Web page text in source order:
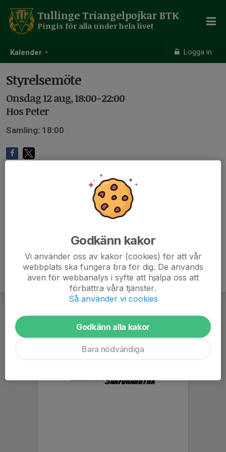
Kalender Logga in
Tullinge Triangelpojkar BTK
Pingis för alla under hela livet
Styrelsemöte
Onsdag 12 aug, 18:00-22:00
Hos Peter
Samling: 18:00
Godkänn kakor
Vi använder oss av kakor (cookies) för att vår
webbplats ska fungera bra för dig. De används
även för webbanalys i syfte att hjälpa oss att
förbättra våra tjänster.
Så använder vi cookies
Godkänn alla kakor
Bara nödvändiga